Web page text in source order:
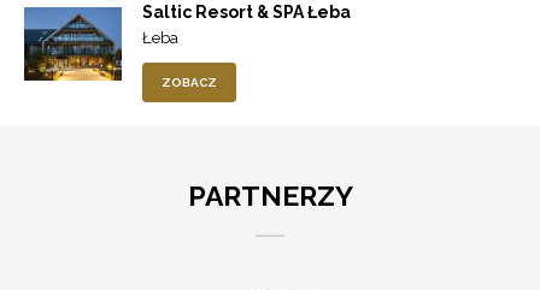
Saltic Resort & SPA Łeba
Łeba
ZOBACZ
PARTNERZY